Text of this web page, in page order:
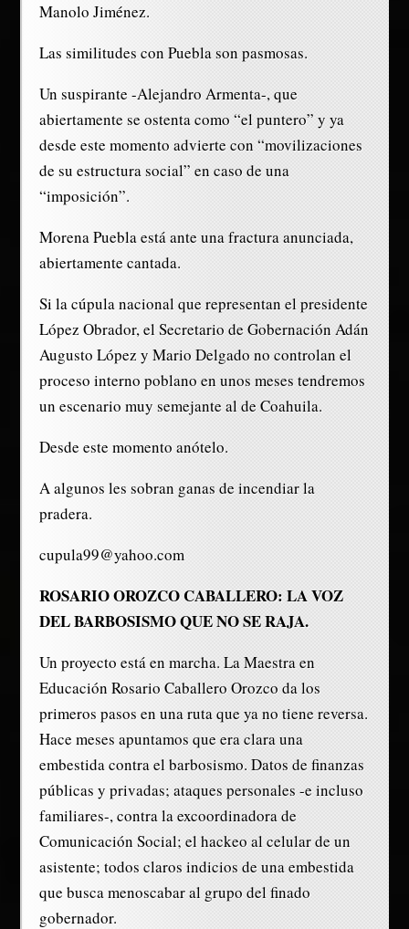
Manolo Jiménez.
Las similitudes con Puebla son pasmosas.
Un suspirante -Alejandro Armenta-, que
abiertamente se ostenta como “el puntero” y ya
desde este momento advierte con “movilizaciones
de su estructura social” en caso de una
“imposición”.
Morena Puebla está ante una fractura anunciada,
abiertamente cantada.
Si la cúpula nacional que representan el presidente
López Obrador, el Secretario de Gobernación Adán
Augusto López y Mario Delgado no controlan el
proceso interno poblano en unos meses tendremos
un escenario muy semejante al de Coahuila.
Desde este momento anótelo.
A algunos les sobran ganas de incendiar la
pradera.
cupula99@yahoo.com
ROSARIO OROZCO CABALLERO: LA VOZ
DEL BARBOSISMO QUE NO SE RAJA.
Un proyecto está en marcha. La Maestra en
Educación Rosario Caballero Orozco da los
primeros pasos en una ruta que ya no tiene reversa.
Hace meses apuntamos que era clara una
embestida contra el barbosismo. Datos de finanzas
públicas y privadas; ataques personales -e incluso
familiares-, contra la excoordinadora de
Comunicación Social; el hackeo al celular de un
asistente; todos claros indicios de una embestida
que busca menoscabar al grupo del finado
gobernador.